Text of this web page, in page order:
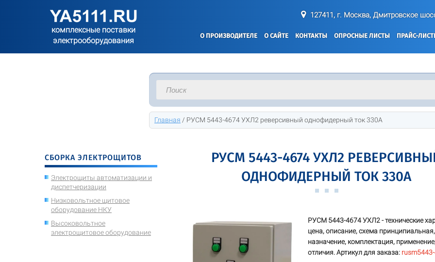
127411, г. Москва, Дмитровское
комплексные поставки
электрооборудования
О ПРОИЗВОДИТЕЛЕ О САЙТЕ КОНТАКТЫ ОПРОСНЫЕ ЛИСТЫ ПРАЙС-
Главная / РУСМ 5443-4674 УХЛ2 реверсивный однофидерный ток 330А
СБОРКА ЭЛЕКТРОЩИТОВ
Электрощиты автоматизации и
диспетчеризации
Низковольтное щитовое
оборудование НКУ
Высоковольтное
электрощитовое оборудование
РУСМ 5443-4674 УХЛ2
ОДНОФИДЕРНЫЙ ТОК 330А
РУСМ 5443-4674 УХЛ2 - технические
цена, описание, схема
назначение, комплектация,
отличия. Артикул для заказа: